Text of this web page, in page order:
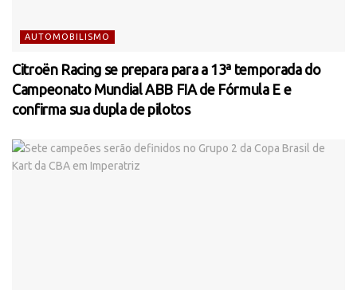
AUTOMOBILISMO
Citroën Racing se prepara para a 13ª temporada do
Campeonato Mundial ABB FIA de Fórmula E e
confirma sua dupla de pilotos